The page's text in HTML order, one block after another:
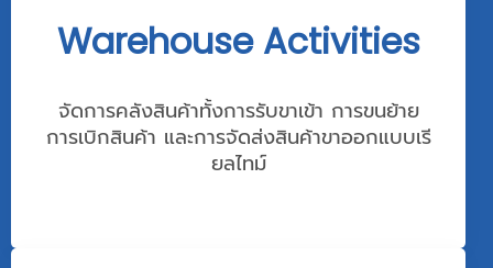
Warehouse Activities
จัดการคลังสินค้าทั้งการรับขาเข้า การขนย้าย
การเบิกสินค้า และการจัดส่งสินค้าขาออกแบบเรี
ยลไทม์